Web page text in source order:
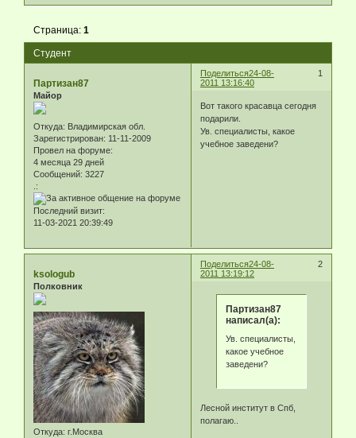
Студент
Страница:1
Поделиться 1
24-08-
2011 13:16:40
Партизан87
Майор
Откуда: Владимирская обл.
Зарегистрирован: 11-11-2009
Провел на форуме:
4 месяца 29 дней
Сообщений: 3227
.:
Последний визит:
11-03-2021 20:39:49
Вот такого красавца сегодня
подарили.
Ув. специалисты, какое
учебное заведени?
Поделиться 2
24-08-
2011 13:19:12
ksologub
Полковник
Откуда: г.Москва
Партизан87
написал(а):
Ув. специалисты,
какое учебное
заведени?
Лесной институт в Спб,
полагаю..